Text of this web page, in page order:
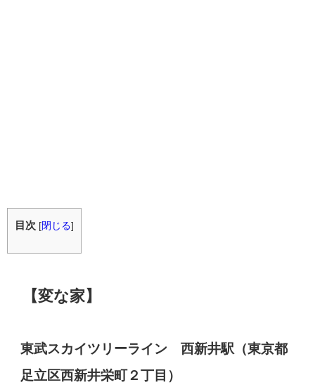
目次 [閉じる]
【変な家】
東武スカイツリーライン 西新井駅（東京都
足立区西新井栄町２丁目）